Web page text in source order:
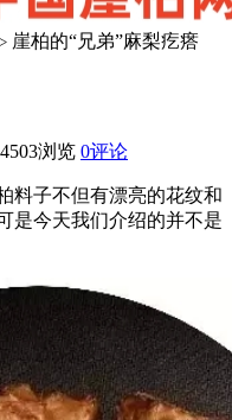
> 崖柏的“兄弟”麻梨疙瘩
4503浏览 0评论
料子不但有漂亮的花纹和
是今天我们介绍的并不是